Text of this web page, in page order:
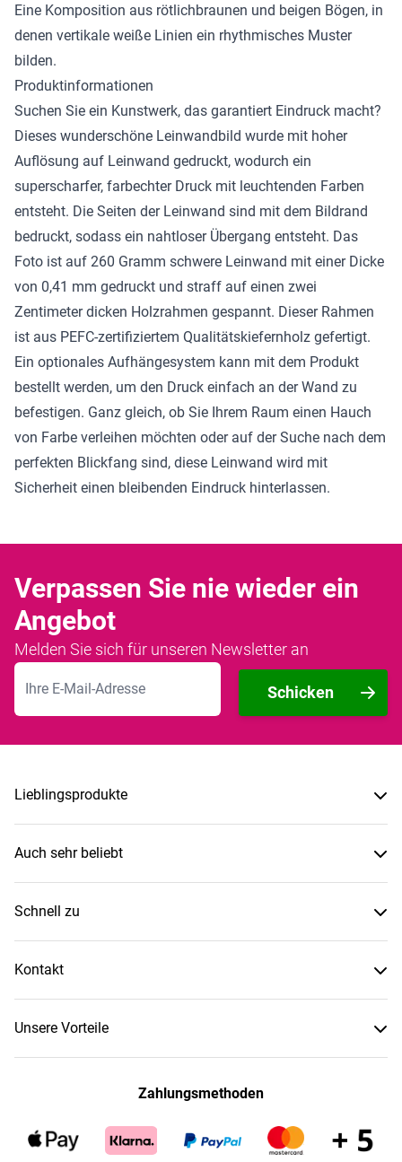
Eine Komposition aus rötlichbraunen und beigen Bögen, in
denen vertikale weiße Linien ein rhythmisches Muster
bilden.
Produktinformationen
Suchen Sie ein Kunstwerk, das garantiert Eindruck macht?
Dieses wunderschöne Leinwandbild wurde mit hoher
Auflösung auf Leinwand gedruckt, wodurch ein
superscharfer, farbechter Druck mit leuchtenden Farben
entsteht. Die Seiten der Leinwand sind mit dem Bildrand
bedruckt, sodass ein nahtloser Übergang entsteht. Das
Foto ist auf 260 Gramm schwere Leinwand mit einer Dicke
von 0,41 mm gedruckt und straff auf einen zwei
Zentimeter dicken Holzrahmen gespannt. Dieser Rahmen
ist aus PEFC-zertifiziertem Qualitätskiefernholz gefertigt.
Ein optionales Aufhängesystem kann mit dem Produkt
bestellt werden, um den Druck einfach an der Wand zu
befestigen. Ganz gleich, ob Sie Ihrem Raum einen Hauch
von Farbe verleihen möchten oder auf der Suche nach dem
perfekten Blickfang sind, diese Leinwand wird mit
Sicherheit einen bleibenden Eindruck hinterlassen.
Verpassen Sie nie wieder ein
Angebot
Melden Sie sich für unseren Newsletter an
E-Mailadresse
Schicken
Lieblingsprodukte
Auch sehr beliebt
Schnell zu
Kontakt
Unsere Vorteile
Zahlungsmethoden